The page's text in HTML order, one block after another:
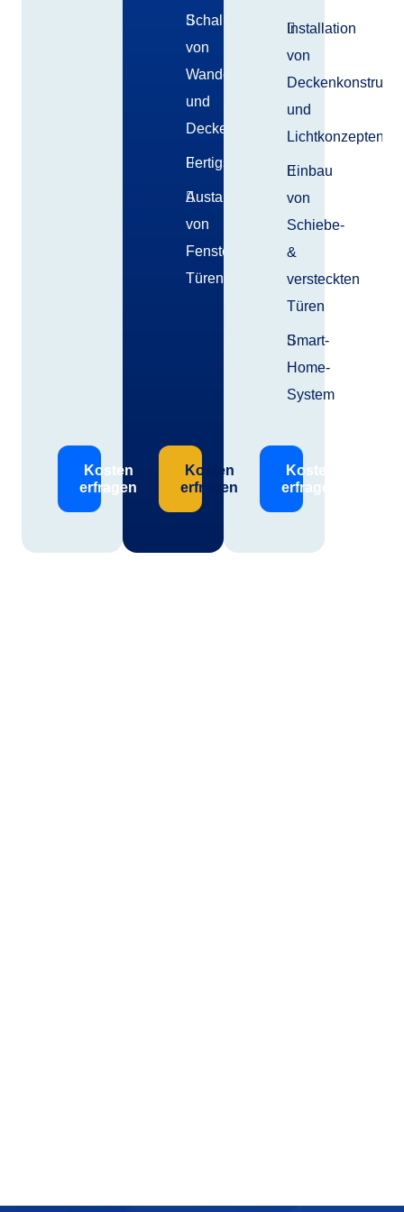
Kosten
erfragen
Schalldammung
von
Wanden
und
Decken
Fertigstellung
Austausch
von
Fenstern,
Türen
Kosten
erfragen
Installation
von
und
Lichtkonzepten
Einbau
von
Schiebe-
&
versteckten
Türen
Smart-
Home-
System
Kosten
erfragen